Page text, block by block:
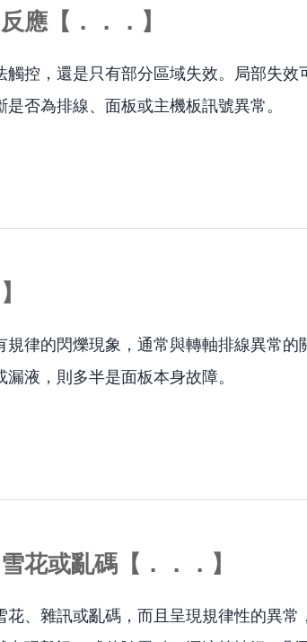
應【．．．】
觸控，還是只有部分區域失效。局部失
否為排線、面板或主機板訊號異常。
規律的閃爍現象，通常與轉軸排線異常
液，則多半是面板本身故障。
花或亂碼【．．．】
花、雜訊或亂碼，而且呈現規律性的異